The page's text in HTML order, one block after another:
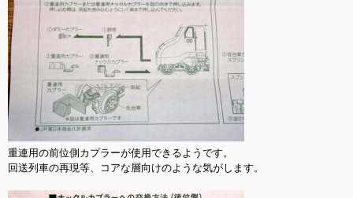
重連用の前位側カプラーが使用できるようです。
回送列車の再現等、コアな層向けのような気がします。